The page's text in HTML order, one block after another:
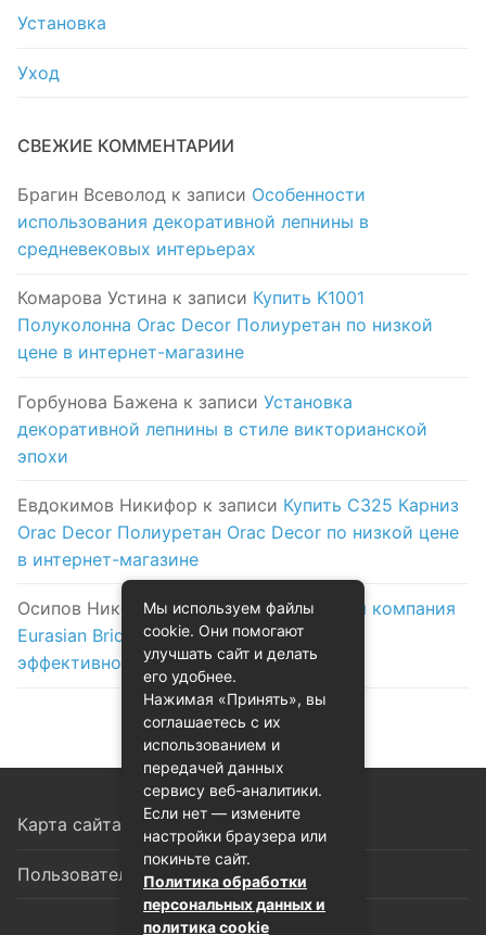
Установка
Уход
СВЕЖИЕ КОММЕНТАРИИ
Брагин Всеволод к записи Особенности
использования декоративной лепнины в
средневековых интерьерах
Комарова Устина к записи Купить K1001
Полуколонна Orac Decor Полиуретан по низкой
цене в интернет-магазине
Горбунова Бажена к записи Установка
декоративной лепнины в стиле викторианской
эпохи
Евдокимов Никифор к записи Купить C325 Карниз
Orac Decor Полиуретан Orac Decor по низкой цене
в интернет-магазине
Осипов Николак записиЛогистическая компания
Eurasian Bridge в Астане: надежность и
эффективность на первом месте
Карта сайта
Пользовательское соглашение
Мы используем файлы
cookie. Они помогают
улучшать сайт и делать
его удобнее.
Нажимая «Принять», вы
соглашаетесь с их
использованием и
передачей данных
сервису веб-аналитики.
Если нет — измените
настройки браузера или
покиньте сайт.
Политика обработки
персональных данных и
политика cookie